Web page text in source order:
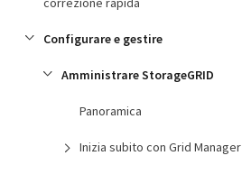
Configurare e gestire
Amministrare StorageGRID
Panoramica
Inizia subito con Grid Manager